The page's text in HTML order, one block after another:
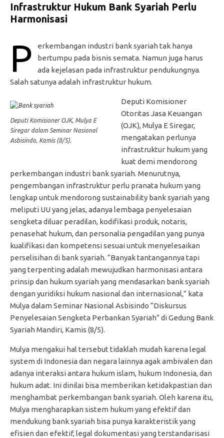
Infrastruktur Hukum Bank Syariah Perlu
Harmonisasi
P
erkembangan industri bank syariah tak hanya
bertumpu pada bisnis semata. Namun juga harus
ada kejelasan pada infrastruktur pendukungnya.
Salah satunya adalah infrastruktur hukum.
Deputi Komisioner OJK, Mulya E
Siregar dalam Seminar Nasional
Asbisindo, Kamis (8/5).
Deputi Komisioner
Otoritas Jasa Keuangan
(OJK), Mulya E Siregar,
mengatakan perlunya
infrastruktur hukum yang
kuat demi mendorong
perkembangan industri bank syariah. Menurutnya,
pengembangan infrastruktur perlu pranata hukum yang
lengkap untuk mendorong sustainability bank syariah yang
meliputi UU yang jelas, adanya lembaga penyelesaian
sengketa diluar peradilan, kodifikasi produk, notaris,
penasehat hukum, dan personalia pengadilan yang punya
kualifikasi dan kompetensi sesuai untuk menyelesaikan
perselisihan di bank syariah. “Banyak tantangannya tapi
yang terpenting adalah mewujudkan harmonisasi antara
prinsip dan hukum syariah yang mendasarkan bank syariah
dengan yuridiksi hukum nasional dan internasional,” kata
Mulya dalam Seminar Nasional Asbisindo “Diskursus
Penyelesaian Sengketa Perbankan Syariah” di Gedung Bank
Syariah Mandiri, Kamis (8/5).
Mulya mengakui hal tersebut tidaklah mudah karena legal
system di Indonesia dan negara lainnya agak ambivalen dan
adanya interaksi antara hukum islam, hukum Indonesia, dan
hukum adat. Ini dinilai bisa memberikan ketidakpastian dan
menghambat perkembangan bank syariah. Oleh karena itu,
Mulya mengharapkan sistem hukum yang efektif dan
mendukung bank syariah bisa punya karakteristik yang
efisien dan efektif, legal dokumentasi yang terstandarisasi